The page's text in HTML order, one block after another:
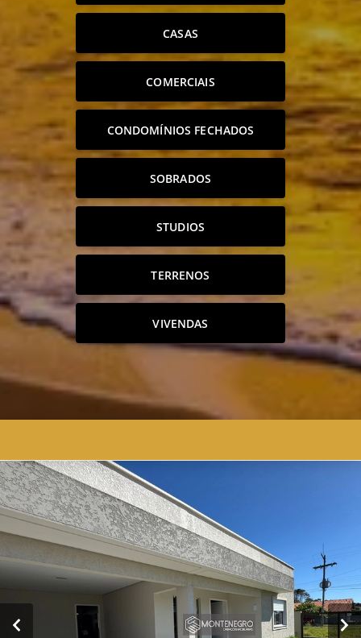
CASAS
COMERCIAIS
CONDOMÍNIOS FECHADOS
SOBRADOS
STUDIOS
TERRENOS
VIVENDAS